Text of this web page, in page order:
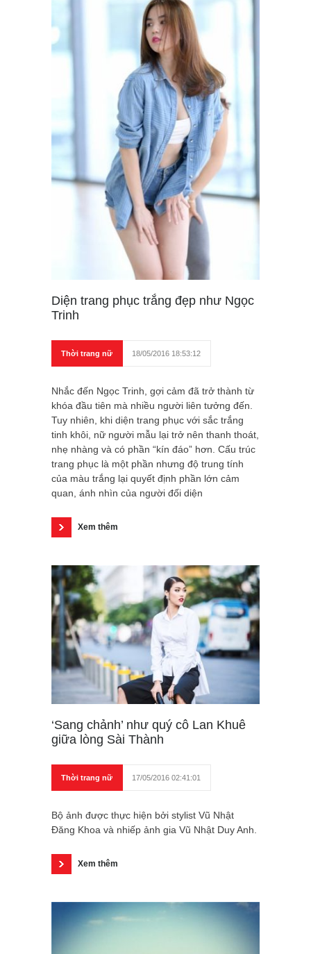
Diện trang phục trắng đẹp như Ngọc
Trinh
Thời trang nữ 18/05/2016 18:53:12
Nhắc đến Ngọc Trinh, gợi cảm đã trở thành từ
khóa đầu tiên mà nhiều người liên tưởng đến.
Tuy nhiên, khi diện trang phục với sắc trắng
tinh khôi, nữ người mẫu lại trở nên thanh thoát,
nhẹ nhàng và có phần “kín đáo” hơn. Cấu trúc
trang phục là một phần nhưng độ trung tính
của màu trắng lại quyết định phần lớn cảm
quan, ánh nhìn của người đối diện
Xem thêm
‘Sang chảnh’ như quý cô Lan Khuê
giữa lòng Sài Thành
Thời trang nữ 17/05/2016 02:41:01
Bộ ảnh được thực hiện bởi stylist Vũ Nhật
Đăng Khoa và nhiếp ảnh gia Vũ Nhật Duy Anh.
Xem thêm